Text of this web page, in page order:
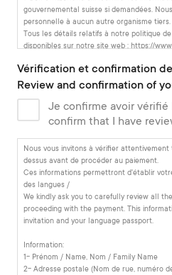
gouvernemental suisse si demandées.
personnelle à aucun autre organisme tiers.
Tous les détails relatifs à notre politique
disponibles sur notre site web : https://
***
ENGLISH
• In filling in this form or enrolling with Bell
agreeing to the storage and use of any
information to perform their function (e.g.
• Bell will pass on your details to Swiss
them to do so. We will not pass any
or organisation.
• You can find details of the Bell Data
Vérification et confirmation
Review and confirmation of
Je confirme avoir
confirm that I have
Nous vous invitons à vérifier
dessus avant de procéder au paiement.
Ces informations permettront d'établir
des langues /
We kindly ask you to carefully review all
proceeding with the payment. This
invitation and your language passport.
Information:
1- Prénom / Name, Nom / Family Name
2- Adresse postale (Nom de rue, numéro